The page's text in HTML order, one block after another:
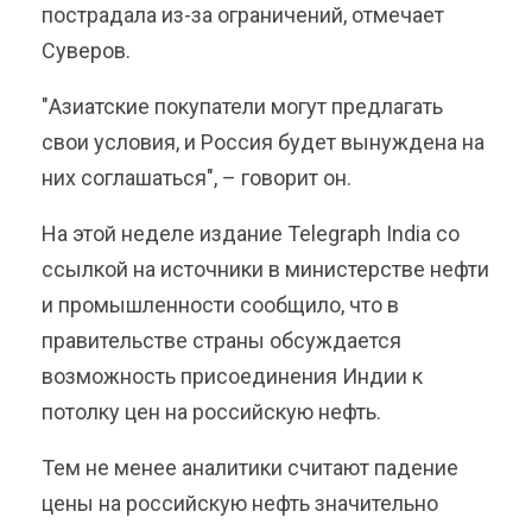
пострадала из-за ограничений, отмечает
Суверов.
"Азиатские покупатели могут предлагать
свои условия, и Россия будет вынуждена на
них соглашаться", – говорит он.
На этой неделе издание Telegraph India со
ссылкой на источники в министерстве нефти
и промышленности сообщило, что в
правительстве страны обсуждается
возможность присоединения Индии к
потолку цен на российскую нефть.
Тем не менее аналитики считают падение
цены на российскую нефть значительно